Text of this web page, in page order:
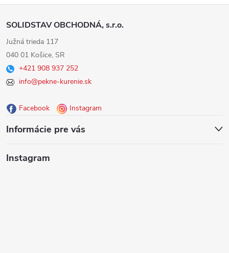
Z
á
p
ä
e
SOLIDSTAV OBCHODNÁ, s.r.o.
Južná trieda 117
040 01 Košice, SR
+421 908 937 252
info@pekne-kurenie.sk
Facebook Instagram
Informácie pre vás
Instagram